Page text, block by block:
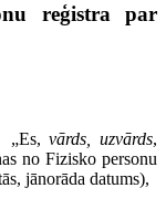
reģistra par
„Es,vārds, uzvārds,
no Fizisko personu
jānorāda datums),